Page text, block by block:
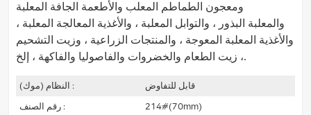
ومعجون الطماطم المعلب والأطعمة الجافة المعلبة
والمعلبة البذور ، والتوابل المعلبة ، والأغذية المعالجة المعلبة ،
والأغذية المعلبة المعوجة ، والمنتجات الزراعية ، وزيت التشحيم
،زيت الطعام والخضروات والفاصوليا والفاكهة ، إلخ.
النظام (موك) :
قابل للتفاوض
رقم الصنف :
214#(70mm)